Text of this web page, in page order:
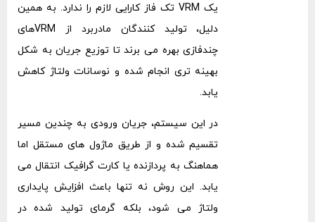
یک VRM تک ‌فاز کارایی لازم را ندارد. به همین
دلیل، تولید کنندگان مادربرد از VRMهای
چندفازی بهره می ‌برند تا توزیع جریان به شکل
بهینه ‌تری انجام شده و نوسانات ولتاژ کاهش
یابد.
در این سیستم، جریان ورودی به چندین مسیر
تقسیم شده و از طریق ماژول ‌های مستقل اما
هماهنگ به پردازنده یا کارت گرافیک انتقال می
‌یابد. این روش نه ‌تنها باعث افزایش پایداری
ولتاژ می ‌شود، بلکه گرمای تولید شده در